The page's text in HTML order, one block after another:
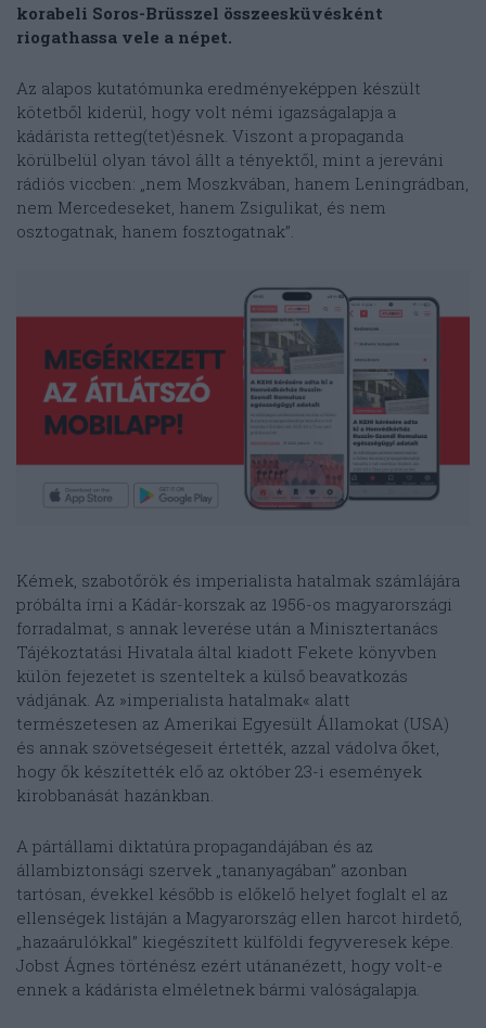
korabeli Soros-Brüsszel összeesküvésként
riogathassa vele a népet.
Az alapos kutatómunka eredményeképpen készült
kötetből kiderül, hogy volt némi igazságalapja a
kádárista retteg(tet)ésnek. Viszont a propaganda
körülbelül olyan távol állt a tényektől, mint a jereváni
rádiós viccben: „nem Moszkvában, hanem Leningrádban,
nem Mercedeseket, hanem Zsigulikat, és nem
osztogatnak, hanem fosztogatnak”.
Kémek, szabotőrök és imperialista hatalmak számlájára
próbálta írni a Kádár-korszak az 1956-os magyarországi
forradalmat, s annak leverése után a Minisztertanács
Tájékoztatási Hivatala által kiadott Fekete könyvben
külön fejezetet is szenteltek a külső beavatkozás
vádjának. Az »imperialista hatalmak« alatt
természetesen az Amerikai Egyesült Államokat (USA)
és annak szövetségeseit értették, azzal vádolva őket,
hogy ők készítették elő az október 23-i események
kirobbanását hazánkban.
A pártállami diktatúra propagandájában és az
állambiztonsági szervek „tananyagában” azonban
tartósan, évekkel később is előkelő helyet foglalt el az
ellenségek listáján a Magyarország ellen harcot hirdető,
„hazaárulókkal” kiegészített külföldi fegyveresek képe.
Jobst Ágnes történész ezért utánanézett, hogy volt-e
ennek a kádárista elméletnek bármi valóságalapja.